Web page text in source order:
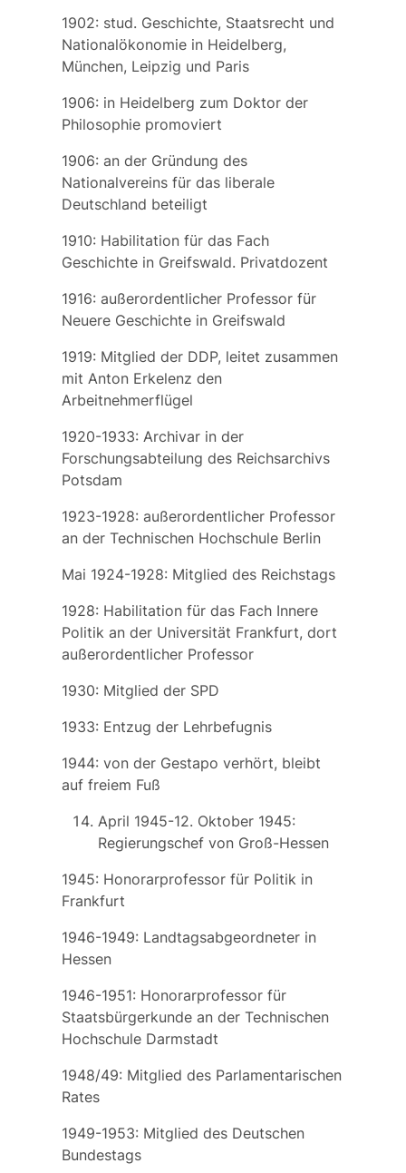
1902: stud. Geschichte, Staatsrecht und
Nationalökonomie in Heidelberg,
München, Leipzig und Paris
1906: in Heidelberg zum Doktor der
Philosophie promoviert
1906: an der Gründung des
Nationalvereins für das liberale
Deutschland beteiligt
1910: Habilitation für das Fach
Geschichte in Greifswald. Privatdozent
1916: außerordentlicher Professor für
Neuere Geschichte in Greifswald
1919: Mitglied der DDP, leitet zusammen
mit Anton Erkelenz den
Arbeitnehmerflügel
1920-1933: Archivar in der
Forschungsabteilung des Reichsarchivs
Potsdam
1923-1928: außerordentlicher Professor
an der Technischen Hochschule Berlin
Mai 1924-1928: Mitglied des Reichstags
1928: Habilitation für das Fach Innere
Politik an der Universität Frankfurt, dort
außerordentlicher Professor
1930: Mitglied der SPD
1933: Entzug der Lehrbefugnis
1944: von der Gestapo verhört, bleibt
auf freiem Fuß
April 1945-12. Oktober 1945:
Regierungschef von Groß-Hessen
1945: Honorarprofessor für Politik in
Frankfurt
1946-1949: Landtagsabgeordneter in
Hessen
1946-1951: Honorarprofessor für
Staatsbürgerkunde an der Technischen
Hochschule Darmstadt
1948/49: Mitglied des Parlamentarischen
Rates
1949-1953: Mitglied des Deutschen
Bundestags